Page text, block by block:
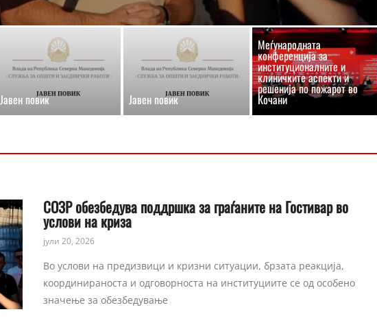
Јавен повик Јавен повик
Меѓународната
конференција за
институционалните и
клиничките аспекти и
решенија по пожарот во
Кочани
СОЗР обезбедува поддршка за граѓаните на Гостивар во
услови на криза
јули 20, 2026
Во услови на предизвици и кризни ситуации, брзата реакција,
координираноста и одговорноста на институциите се од особено
значење за обезбедување